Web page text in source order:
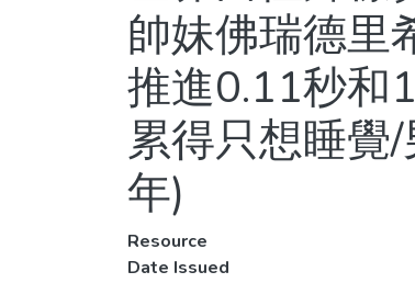
帥妹佛瑞德里
推進0.11秒和
累得只想睡覺
年)
Resource
Date Issued